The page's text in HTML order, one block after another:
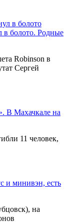
в болото. Родные
Robinson в
Сергей
В Махачкале на
11 человек,
и минивэн, есть
на